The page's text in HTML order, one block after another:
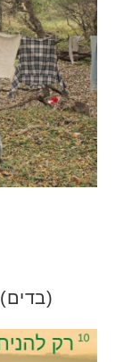
(בדים)